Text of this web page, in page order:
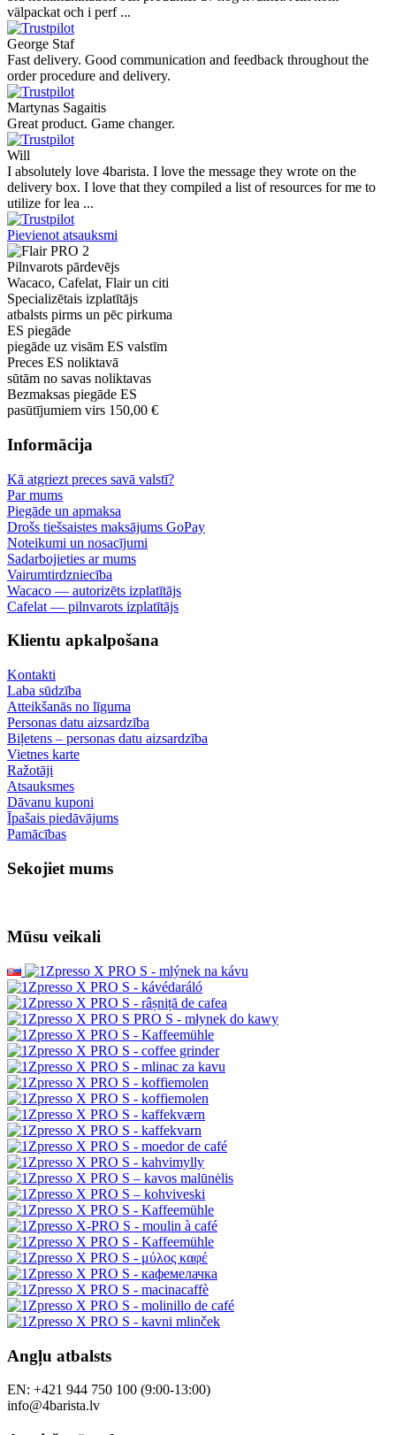
välpackat och i perf ...
George Staf
Fast delivery. Good communication and feedback throughout the
order procedure and delivery.
Martynas Sagaitis
Great product. Game changer.
Will
I absolutely love 4barista. I love the message they wrote on the
delivery box. I love that they compiled a list of resources for me to
utilize for lea ...
Pievienot atsauksmi
Pilnvarots pārdevējs
Wacaco, Cafelat, Flair un citi
Specializētais izplatītājs
atbalsts pirms un pēc pirkuma
ES piegāde
piegāde uz visām ES valstīm
Preces ES noliktavā
sūtām no savas noliktavas
Bezmaksas piegāde ES
pasūtījumiem virs 150,00 €
Informācija
Kā atgriezt preces savā valstī?
Par mums
Piegāde un apmaksa
Drošs tiešsaistes maksājums GoPay
Noteikumi un nosacījumi
Sadarbojieties ar mums
Vairumtirdzniecība
Wacaco — autorizēts izplatītājs
Cafelat — pilnvarots izplatītājs
Klientu apkalpošana
Kontakti
Laba sūdzība
Atteikšanās no līguma
Personas datu aizsardzība
Biļetens – personas datu aizsardzība
Vietnes karte
Ražotāji
Atsauksmes
Dāvanu kuponi
Īpašais piedāvājums
Pamācības
Sekojiet mums
Mūsu veikali
Angļu atbalsts
EN: +421 944 750 100 (9:00-13:00)
info@4barista.lv